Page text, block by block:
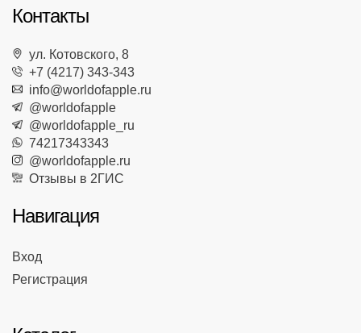
Контакты
ул. Котовского, 8
+7 (4217) 343-343
info@worldofapple.ru
@worldofapple
@worldofapple_ru
74217343343
@worldofapple.ru
Отзывы в 2ГИС
Навигация
Вход
Регистрация